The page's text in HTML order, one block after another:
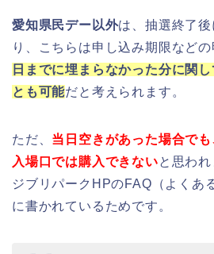
愛知県民デー以外は、抽選終了
り、こちらは申し込み期限など
日までに埋まらなかった分に関
とも可能だと考えられます。
ただ、 当日空きがあった場合で
入場口では購入できないと思われ
ジブリパークHPのFAQ（よくあ
に書かれているためです。